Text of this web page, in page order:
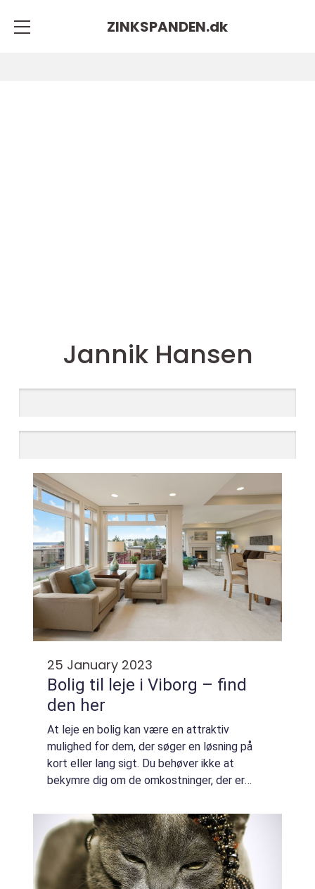
ZINKSPANDEN.dk
Jannik Hansen
25 January 2023
Bolig til leje i Viborg – find
den her
At leje en bolig kan være en attraktiv
mulighed for dem, der søger en løsning på
kort eller lang sigt. Du behøver ikke at
bekymre dig om de omkostninger, der er
ejendom, og du kan nyde den fleksibilitet,
der l...